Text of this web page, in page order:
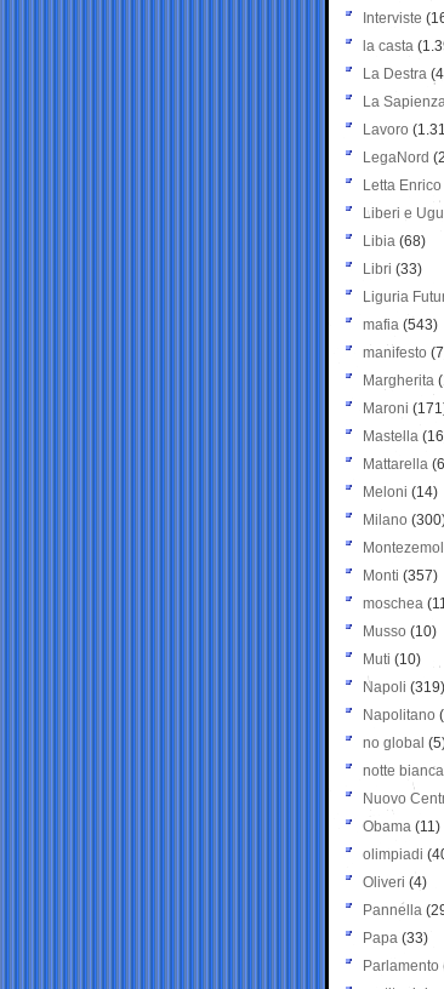
Interviste
la casta
La Destra
La
Lavoro
LegaNord
Letta Enrico
Liberi e
Libia (68)
Libri (33)
Liguria
mafia (543)
manifesto
Margherita
Maroni
Mastella
Mattarella
Meloni (14)
Milano
Monti (357)
moschea
Musso (10)
Muti (10)
Napoli (319)
Napolitano
no global
notte bianca
Nuovo
Obama (11)
olimpiadi
Oliveri (4)
Pannella
Papa (33)
Parlamento